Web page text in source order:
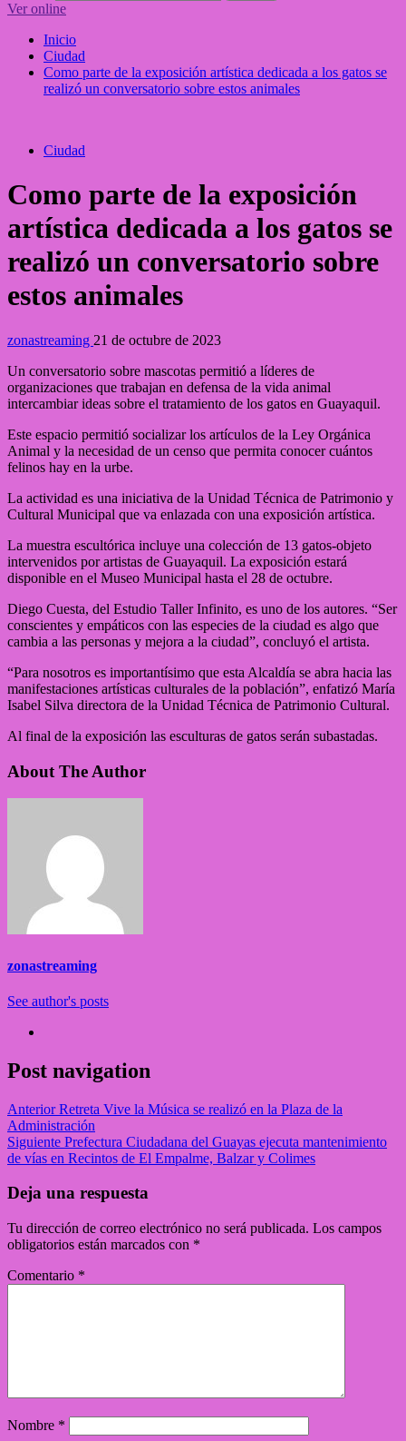
Ver online
Inicio
Ciudad
Como parte de la exposición artística dedicada a los gatos se
realizó un conversatorio sobre estos animales
Ciudad
Como parte de la exposición
artística dedicada a los gatos se
realizó un conversatorio sobre
estos animales
zonastreaming 21 de octubre de 2023
Un conversatorio sobre mascotas permitió a líderes de
organizaciones que trabajan en defensa de la vida animal
intercambiar ideas sobre el tratamiento de los gatos en Guayaquil.
Este espacio permitió socializar los artículos de la Ley Orgánica
Animal y la necesidad de un censo que permita conocer cuántos
felinos hay en la urbe.
La actividad es una iniciativa de la Unidad Técnica de Patrimonio y
Cultural Municipal que va enlazada con una exposición artística.
La muestra escultórica incluye una colección de 13 gatos-objeto
intervenidos por artistas de Guayaquil. La exposición estará
disponible en el Museo Municipal hasta el 28 de octubre.
Diego Cuesta, del Estudio Taller Infinito, es uno de los autores. “Ser
conscientes y empáticos con las especies de la ciudad es algo que
cambia a las personas y mejora a la ciudad”, concluyó el artista.
“Para nosotros es importantísimo que esta Alcaldía se abra hacia las
manifestaciones artísticas culturales de la población”, enfatizó María
Isabel Silva directora de la Unidad Técnica de Patrimonio Cultural.
Al final de la exposición las esculturas de gatos serán subastadas.
About The Author
zonastreaming
See author's posts
Post navigation
AnteriorRetreta Vive la Música se realizó en la Plaza de la
Administración
Siguiente Prefectura Ciudadana del Guayas ejecuta mantenimiento
de vías en Recintos de El Empalme, Balzar y Colimes
Deja una respuesta
Tu dirección de correo electrónico no será publicada. Los campos
obligatorios están marcados con *
Comentario *
Nombre *